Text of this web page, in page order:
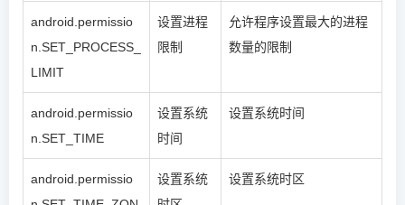
android.permissio
n.SET_PROCESS_
LIMIT
设置进程
限制
允许程序设置最大的进程
数量的限制
android.permissio
n.SET_TIME
设置系统
时间
设置系统时间
android.permissio
设置系统
设置系统时区